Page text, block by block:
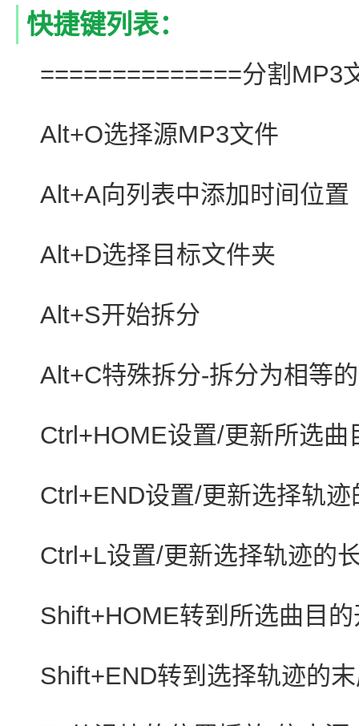
快捷键列表：
==============分割MP3
Alt+O选择源MP3文件
Alt+A向列表中添加时间位置
Alt+D选择目标文件夹
Alt+S开始拆分
Alt+C特殊拆分-拆分为相等
Ctrl+HOME设置/更新所选曲
Ctrl+END设置/更新选择轨
Ctrl+L设置/更新选择轨迹的
Shift+HOME转到所选曲目
Shift+END转到选择轨迹的